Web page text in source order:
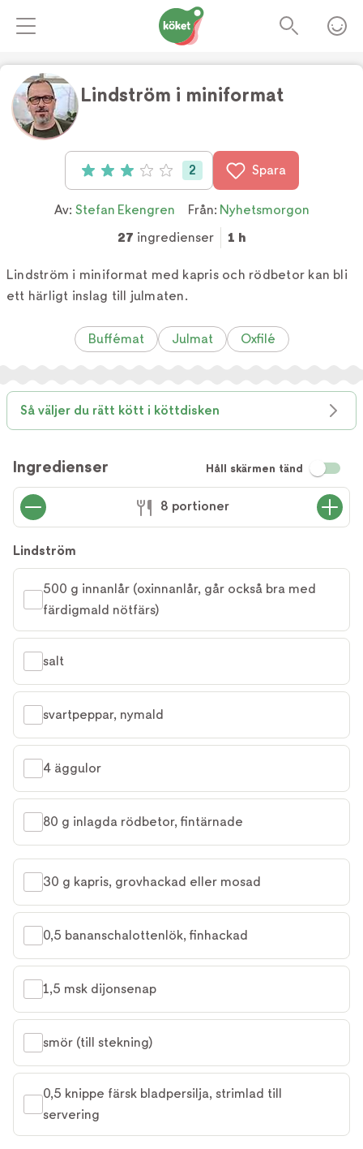
Lindström i miniformat
Betyg: 3 av 5 (2 röster)
2 Spara
Av: Stefan Ekengren Från: Nyhetsmorgon
27 ingredienser 1 h
Lindström i miniformat med kapris och rödbetor kan bli
ett härligt inslag till julmaten.
Buffémat Julmat Oxfilé
Så väljer du rätt kött i köttdisken
Ingredienser Håll skärmen tänd
8 portioner
Lindström
500 g innanlår (oxinnanlår, går också bra med
färdigmald nötfärs)
salt
svartpeppar, nymald
4 äggulor
80 g inlagda rödbetor, fintärnade
30 g kapris, grovhackad eller mosad
0,5 bananschalottenlök, finhackad
1,5 msk dijonsenap
smör (till stekning)
0,5 knippe färsk bladpersilja, strimlad till
servering